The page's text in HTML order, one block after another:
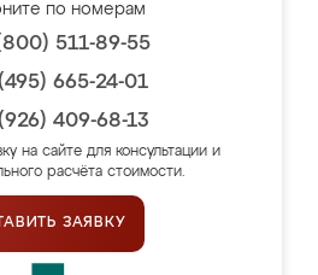
по номерам
511-89-55
665-24-01
409-68-13
на сайте для консультации и
расчёта стоимости.
ЗАЯВКУ